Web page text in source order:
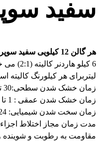
سفید
هر گالن 12 کیلویی سفید سوپر براق:
6 کیلو هاردنر کالیته (2:1) می خواهد
لیتربرای هر کیلورنگ کالیته
زمان خشک شدن سطحی:30 تا 45 دقیقه
زمان خشک شدن عمقی : 1 تا 2 ساعت
زمان سخت شدن شیمیایی: 24 ساعت بعد پاشش
مدت زمان مجاز اختلاط اجزاء: نیم
مقاومت به رطوبت و شوینده و تینرها:72